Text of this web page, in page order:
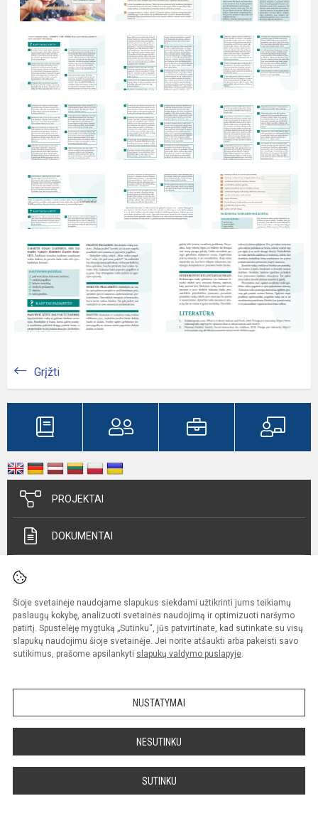
Šioje svetainėje naudojame slapukus siekdami užtikrinti jums teikiamų
paslaugų kokybę, analizuoti svetainės naudojimą ir optimizuoti naršymo
patirtį. Spustelėję mygtuką „Sutinku“, jūs patvirtinate, kad sutinkate su visų
slapukų naudojimu šioje svetainėje. Jei norite atšaukti arba pakeisti savo
sutikimus, prašome apsilankyti slapukų valdymo puslapyje.
NUSTATYMAI
NESUTINKU
SUTINKU
Grįžti
PROJEKTAI
DOKUMENTAI
BIBLIOTEKA
1,2 % PARAMA
LAISVOS MOKYMOSI VIETOS
YOUTUBE VIDEO